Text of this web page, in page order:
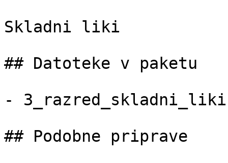
Skladni liki
## Datoteke v paketu
-
## Podobne priprave